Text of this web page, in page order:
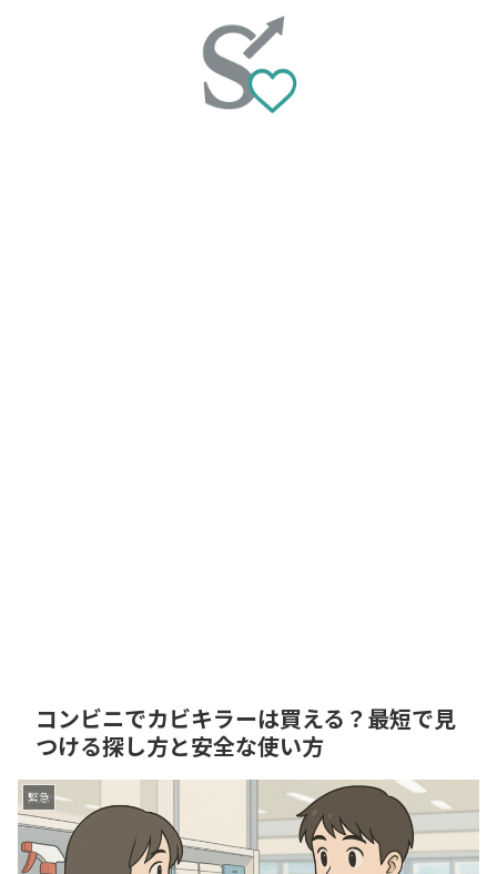
コンビニでカビキラーは買える？最短で見
つける探し方と安全な使い方
緊急